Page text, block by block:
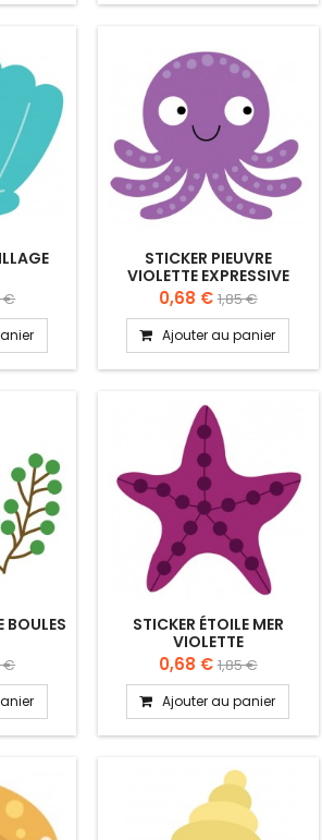
€
STICKER PIEUVRE
VIOLETTE EXPRESSIVE
0,68 €1,85 €
Ajouter au panier
BOULES
€
STICKER ÉTOILE MER
VIOLETTE
0,68 €1,85 €
Ajouter au panier